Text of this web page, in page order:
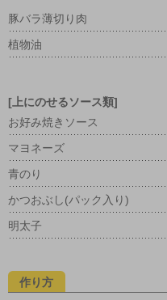
豚バラ薄切り肉
植物油
[上にのせるソース類]
お好み焼きソース
マヨネーズ
青のり
かつおぶし(パック入り)
明太子
作り方